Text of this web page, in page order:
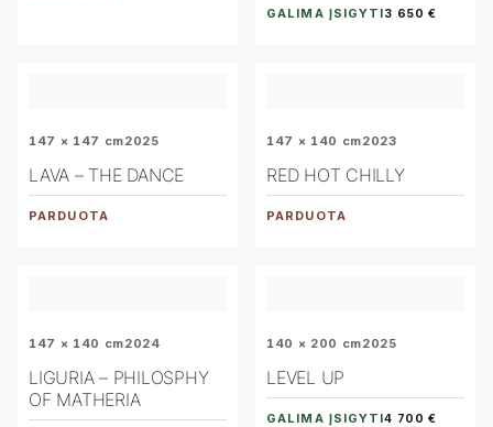
GALIMA ĮSIGYTI3 650 €
147 × 147 cm2025
LAVA – THE DANCE
PARDUOTA
147 × 140 cm2023
RED HOT CHILLY
PARDUOTA
147 × 140 cm2024
LIGURIA – PHILOSPHY
OF MATHERIA
140 × 200 cm2025
LEVEL UP
GALIMA ĮSIGYTI4 700 €